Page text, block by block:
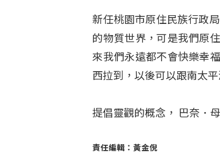
新任桃園市原住民族行政
的物質世界，可是我們原
來我們永遠都不會快樂幸
西拉到，以後可以跟南太
提倡靈觀的概念， 巴奈．
責任編輯：黃金倪